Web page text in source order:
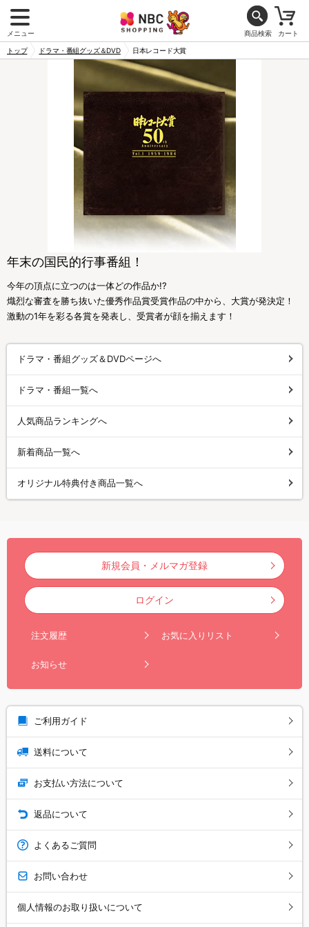
メニュー 商品検索 カート
トップ ドラマ・番組グッズ＆DVD 日本レコード大賞
年末の国民的行事番組！
今年の頂点に立つのは一体どの作品か!?
熾烈な審査を勝ち抜いた優秀作品賞受賞作品の中から、大賞が発決定！
激動の1年を彩る各賞を発表し、受賞者が顔を揃えます！
ドラマ・番組グッズ＆DVDページへ
ドラマ・番組一覧へ
人気商品ランキングへ
新着商品一覧へ
オリジナル特典付き商品一覧へ
新規会員・メルマガ登録
ログイン
注文履歴 お気に入りリスト
お知らせ
ご利用ガイド
送料について
お支払い方法について
返品について
よくあるご質問
お問い合わせ
個人情報のお取り扱いについて